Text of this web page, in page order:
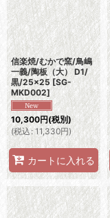
信楽焼/むかで窯/鳥嶋
一義/陶板（大） D1/
黒/25×25 [SG-
MKD002]
10,300円(税別)
(税込: 11,330円)
カートに入れる